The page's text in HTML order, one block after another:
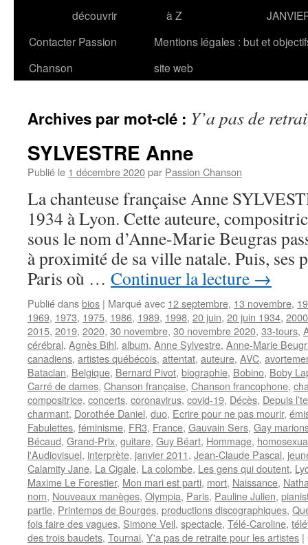
découvrir
à Z
Contacter Passion
Chanson
Mentions légales : but et
site web
Archives par mot-clé : Y’a pas de
SYLVESTRE Anne
Publié le 1 décembre 2020par Passion Chanson
La chanteuse française Anne
1934 à Lyon. Cette auteure,
sous le nom d’Anne-Marie Beugras
à proximité de sa ville natale. Puis, ses
Paris où … Continuer la lecture →
Publié dansbios | Marqué avec 12 septembre, 13 novembre,
1969, 1973, 1975, 1986, 1989, 1998, 20 juin, 20 juin 1934, 2000
2015, 2019, 2020, 30 novembre, 30 novembre 2020, 33-tours,
cérébral, Agnès Bihl, album, Anne Sylvestre, Anne-Marie
canadiens, artistes québécois, attentat, auteure, AVC,
Bataclan, Belgique, Bernard Pivot, biographie, Bobino, Boby
Carré de dames, Chanson française, Chanson francophone,
compositrice, concerts, coronavirus, covid-19, Décès, Depuis
charmant, Dorothée Daniel, duo, Ecrire pour ne pas mourir,
Fabulettes, féminisme, FR3, France, Gauvain Sers, Gay
Bécaud, Grand-Prix, guitare, Guy Béart, Hommage,
l'Audiovisuel, interprète, janvier 2011, Jean-Claude Pascal,
Calamity Jane, La Cigale, La colombe, Les gens qui doutent,
Maxime Le Forestier, Mon mari est parti, mort, Naissance,
nom, Nouveaux manèges, Olympia, Paris, Pauline Julien,
partie, Printemps de Bourges, productions discographiques,
fois faire des vagues, Simone Veil, spectacle, Télé-Caroline,
des trois baudets, Tournai, Y'a pas de retraite pour les artistes |